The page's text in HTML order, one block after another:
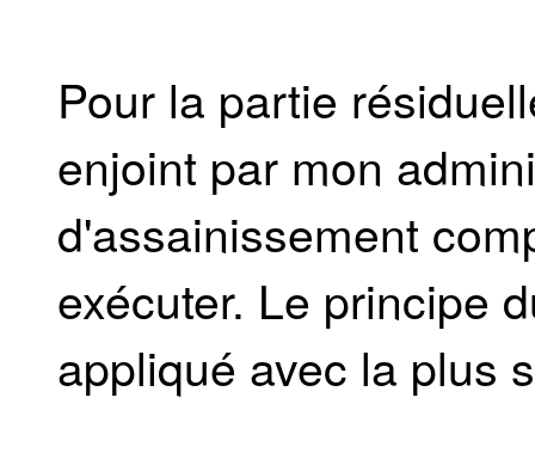
Pour la partie
enjoint par mon
d'assainissement
exécuter. Le principe
appliqué avec la plus